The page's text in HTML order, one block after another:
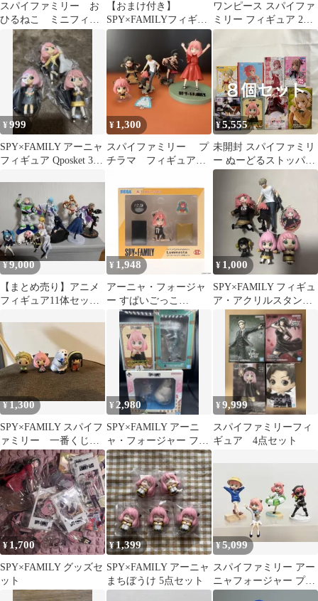
スパイファミリー お
ひるねこ ミニフィギ
ュア アクリルスタン
【おまけ付き】
SPY×FAMILYフィギュ
アセット
ワンピース スパイファ
ミリー フィギュア 2点
セット
¥999
SPY×FAMILY アーニャ
フィギュア Qposket 3体
¥ 1,300
スパイファミリー プ
チラマ フィギュア
¥5,555
未開封 スパイファミリ
ー ぬーどるストッパー
フィギュア アーニャ 他
フィギュア ８個セット
SF7F98 c107
¥9,000
【まとめ売り】アニメ
フィギュア11体セット
リー 他
¥ 1,948
アーニャ・フォージャ
ー すぱいごっこ
SPY×FAMILY(スパイフ
ァミリー) Luminasta フ
ィギュア プライズ
(1103729) セガ
¥ 1,000
SPY×FAMILY フィギュ
ア・アクリルスタンド
セット
¥1,300
SPY×FAMILY スパイフ
ァミリー 一番くじち
ょこのっこフィギュア
セット
¥ 2,980
SPY×FAMILY アーニ
ャ・フォージャー フィ
ギュアセット
¥9,999
スパイファミリーフィ
ギュア 4点セット
¥ 1,700
SPY×FAMILY グッズセ
ット
¥1,399
SPY×FAMILY アーニャ
まちぼうけ 5点セット
¥5,099
スパイファミリー アー
ニャフォージャー プラ
イズ フィギュア 4体セ